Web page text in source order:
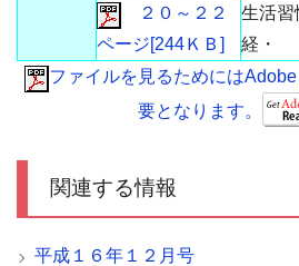
２０～２２
ページ[244ＫＢ]
生活習
経・
ファイルを見るためには
要となります。
関連する情報
平成１６年１２月号